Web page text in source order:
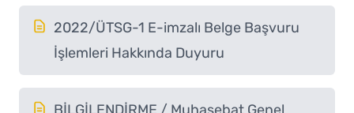
2022/ÜTSG-1 E-imzalı Belge Başvuru
İşlemleri Hakkında Duyuru